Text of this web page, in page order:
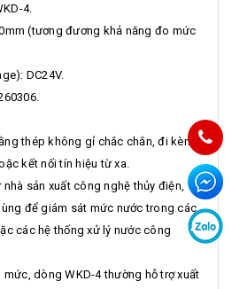
4.
(tương đương khả năng đo mức
DC24V.
thép không gỉ chắc chắn, đi kèm
kết nối tín hiệu từ xa.
sản xuất công nghệ thủy điện,
để giám sát mức nước trong các
các hệ thống xử lý nước công
mức, dòng WKD-4 thường hỗ trợ xuất